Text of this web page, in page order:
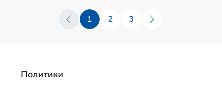
1 2 3
Политики